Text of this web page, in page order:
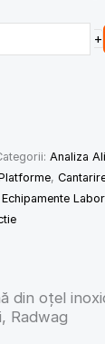
+
Analiza
,
Echipamente
din oțel
Radwag